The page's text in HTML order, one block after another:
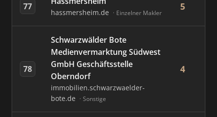
77
hassmersheim.de Einzelner Makler
5
78
Schwarzwälder Bote
Medienvermarktung Südwest
GmbH Geschäftsstelle
Oberndorf
immobilien.schwarzwaelder-
bote.de
Sonstige
4